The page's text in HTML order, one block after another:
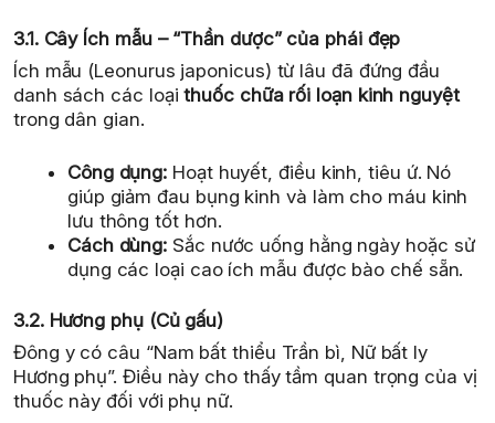
3.1. Cây Ích mẫu – “Thần dược” của phái đẹp
Ích mẫu (Leonurus japonicus) từ lâu đã đứng đầu
danh sách các loạithuốc chữa rối loạn kinh nguyệt
trong dân gian.
Công dụng: Hoạt huyết, điều kinh, tiêu ứ. Nó
giúp giảm đau bụng kinh và làm cho máu kinh
lưu thông tốt hơn.
Cách dùng: Sắc nước uống hằng ngày hoặc sử
dụng các loại cao ích mẫu được bào chế sẵn.
3.2. Hương phụ (Củ gấu)
Đông y có câu “Nam bất thiểu Trần bì, Nữ bất ly
Hương phụ”. Điều này cho thấy tầm quan trọng của vị
thuốc này đối với phụ nữ.